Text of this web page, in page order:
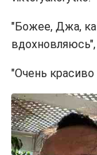
"Божее, Джа,
"Очень красиво